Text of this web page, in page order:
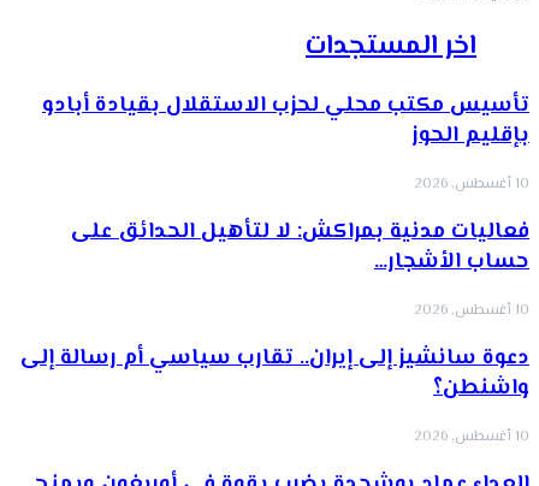
اخر المستجدات
تأسيس مكتب محلي لحزب الاستقلال بقيادة أبادو
بإقليم الحوز
10 أغسطس, 2026
فعاليات مدنية بمراكش: لا لتأهيل الحدائق على
حساب الأشجار…
10 أغسطس, 2026
دعوة سانشيز إلى إيران.. تقارب سياسي أم رسالة إلى
واشنطن؟
10 أغسطس, 2026